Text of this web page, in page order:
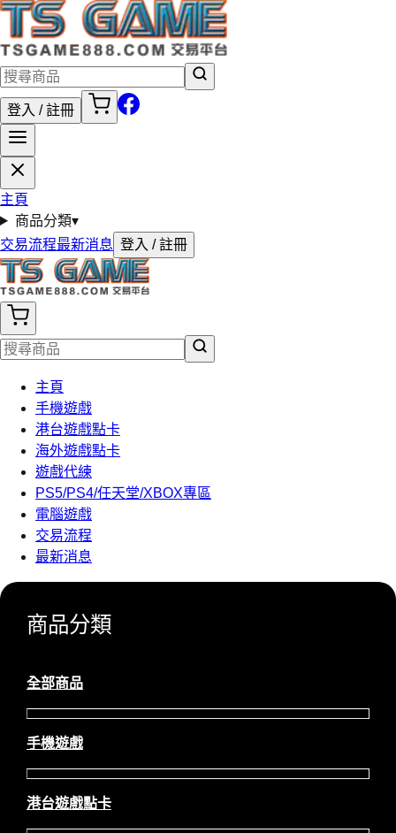
登入 / 註冊
主頁
商品分類▾
交易流程最新消息 登入 / 註冊
主頁
手機遊戲
港台遊戲點卡
海外遊戲點卡
遊戲代練
PS5/PS4/任天堂/XBOX專區
電腦遊戲
交易流程
最新消息
商品分類
全部商品
手機遊戲
港台遊戲點卡